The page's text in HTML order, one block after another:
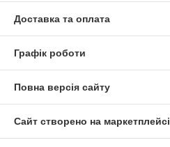
Доставка та оплата
Графік роботи
Повна версія сайту
Сайт створено на маркетплейсі